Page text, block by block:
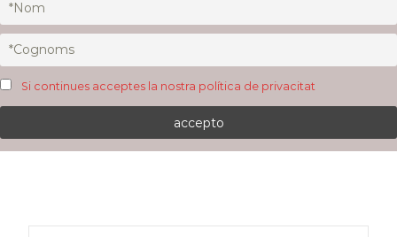
Si continues acceptes la nostra política de privacitat